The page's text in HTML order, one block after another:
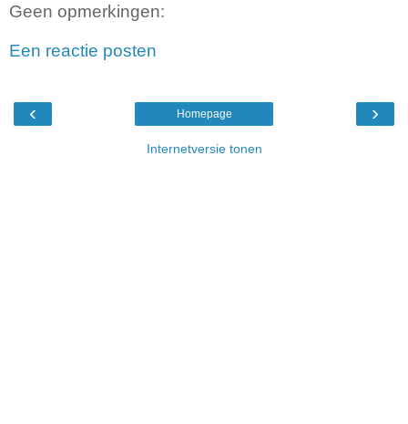
Geen opmerkingen:
Een reactie posten
‹ ›
Homepage
Internetversie tonen